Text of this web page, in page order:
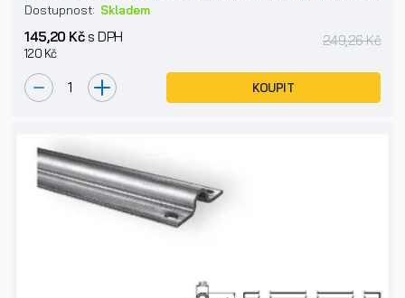
Dostupnost: Skladem
145,20 Kčs DPH
120 Kč
249,26 Kč
KOUPIT